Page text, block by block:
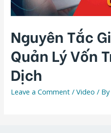
Nguyên Tắc
Quản Lý Vốn
Dịch
Leave a Comment /Video /